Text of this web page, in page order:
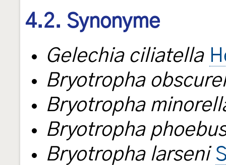
4.2. Synonyme
Gelechia ciliatella
Bryotropha
Bryotropha
Bryotropha
Bryotropha larseni